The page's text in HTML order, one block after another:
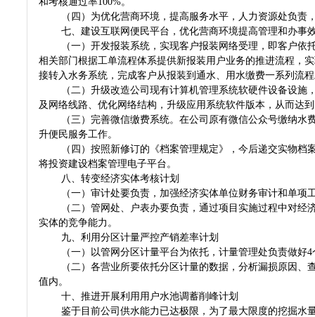
（四）为优化营商环境，提高服务水平，人力资源处负责
七、建设互联网便民平台，优化营商环境提高管理和办事
（一）开发报装系统，实现客户报装网络受理，即客户
相关部门根据工单流程体系提供新报装用户业务的推进流程，
接转入水务系统，完成客户从报装到通水、用水缴费一系列流
（二）升级改造公司现有计算机管理系统软硬件设备设
及网络线路、优化网络结构，升级应用系统软件版本，从而达
（三）完善微信缴费系统。在公司原有微信公众号缴纳
升便民服务工作。
（四）按照新修订的《档案管理规定》，今后递交实物
将投资建设档案管理电子平台。
八、转变经济实体考核计划
（一）审计处要负责，加强经济实体单位财务审计和单
（二）管网处、户表办要负责，通过项目实施过程中对
实体的竞争能力。
九、利用分区计量严控产销差率计划
（一）以管网分区计量平台为依托，计量管理处负责做
（二）各营业所要依托分区计量的数据，分析漏损原因
值内。
十、推进开展利用用户水池调蓄削峰计划
鉴于目前公司供水能力已达极限，为了最大限度的挖掘水